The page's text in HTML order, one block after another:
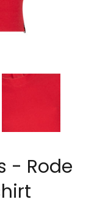
- Rode